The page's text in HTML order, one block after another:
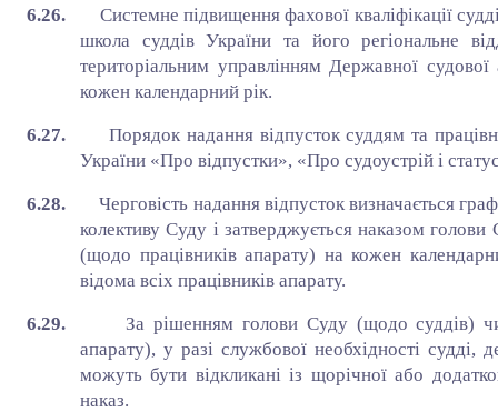
6.26. Системне підвищення фахової кваліфікації
школа суддів України та його регіональне
територіальним управлінням Державної судової
кожен календарний рік.
6.27.Порядок надання відпусток суддям та
України «Про відпустки», «Про судоустрій і
6.28.Черговість надання відпусток визначається
колективу Суду і затверджується наказом
(щодо працівників апарату) на кожен
відома всіх працівників апарату.
6.29.За рішенням голови Суду (щодо суддів)
апарату), у разі службової необхідності
можуть бути відкликані із щорічної або
наказ.